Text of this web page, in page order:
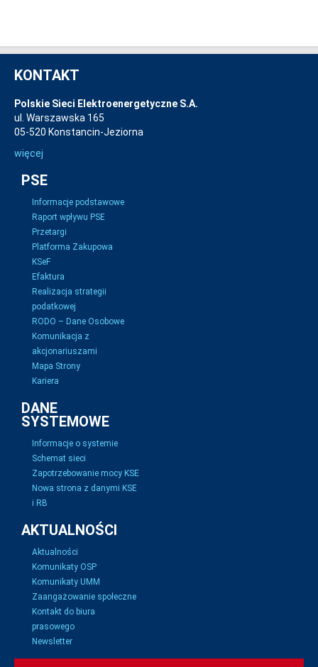
KONTAKT
Polskie Sieci Elektroenergetyczne S.A.
ul. Warszawska 165
05-520 Konstancin-Jeziorna
więcej
PSE
Informacje podstawowe
Raport wpływu PSE
Przetargi
Platforma Zakupowa
KSeF
Efaktura
Realizacja strategii
podatkowej
RODO – Dane Osobowe
Komunikacja z
akcjonariuszami
Mapa Strony
Kariera
DANE
SYSTEMOWE
Informacje o systemie
Schemat sieci
Zapotrzebowanie mocy KSE
Nowa strona z danymi KSE
i RB
AKTUALNOŚCI
Aktualności
Komunikaty OSP
Komunikaty UMM
Zaangażowanie społeczne
Kontakt do biura
prasowego
Newsletter